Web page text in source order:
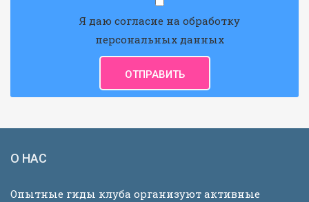
Я даю согласие на обработку
персональных данных
О НАС
Опытные гиды клуба организуют активные